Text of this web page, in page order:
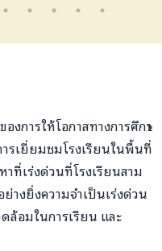
การให้โอกาสทางการศึกษา
รเยี่ยมชมโรงเรียนในพื้นที่
ที่เร่งด่วนที่โรงเรียนสาม
งยิ่งความจำเป็นเร่งด่วน
ล้อมในการเรียน และ